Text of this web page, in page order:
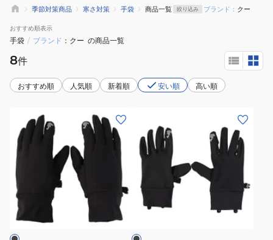
季節対策商品 寒さ対策 手袋 商品一覧 絞り込み ブランド： クー
おすすめ順表示
手袋 / ブランド クー の商品一覧
8件
おすすめ順 人気順 新着順 安い順 高い順
ズ)
手
袋
ス
ト
レ
ッ
ィ
ー
ス)
ト
ブ
ラ